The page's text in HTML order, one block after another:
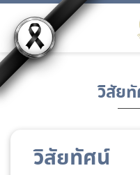
วิสัย
วิสัยทัศน์